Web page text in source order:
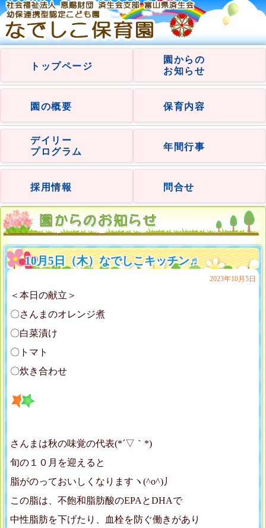
トップページ
園からの
お知らせ
園の概要 保育内容
デイリー
プログラム
年間行事
採用情報 問合せ
10月5日（木）なでしこキッチン♬
2023年10月5日
＜本日の献立＞
〇さんまのオレンジ煮
〇白菜漬け
〇トマト
〇炊き合わせ
さんまは秋の味覚の代表(*´▽｀*)
旬の１０月を迎えると
脂がのっておいしくなりますヽ(^o^)丿
この脂は、不飽和脂肪酸のEPAとDHAで
中性脂肪を下げたり、血栓を防ぐ働きがあり